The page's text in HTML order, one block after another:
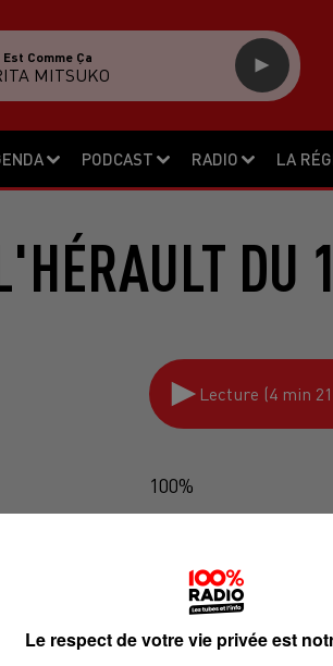
PODCAST RADIO LA
Est Comme Ça
MITSUKO
Lecture (4 min
100%
Le respect de votre vie privée est